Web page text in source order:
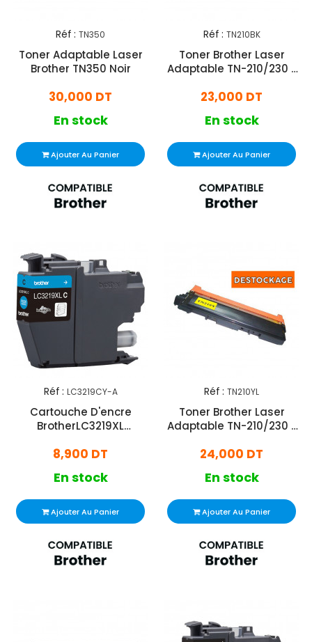
Réf : TN350
Toner Adaptable Laser
Brother TN350 Noir
30,000 DT
En stock
Ajouter Au Panier
Réf : TN210BK
Toner Brother Laser
Adaptable TN-210/230 -
23,000 DT
En stock
Ajouter Au Panier
Réf : LC3219CY-A
Cartouche D'encre
BrotherLC3219XL
8,900 DT
En stock
Ajouter Au Panier
Réf : TN210YL
Toner Brother Laser
Adaptable TN-210/230 -
24,000 DT
En stock
Ajouter Au Panier